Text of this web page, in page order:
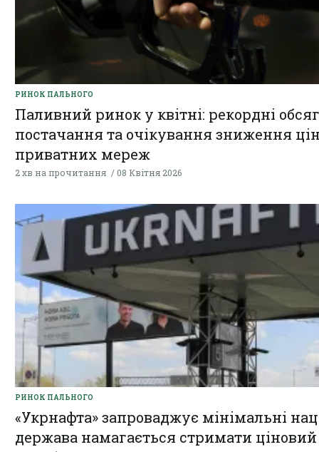
РИНОК ПАЛЬНОГО
Паливний ринок у квітні: рекордні
постачання та очікування зниження
приватних мереж
2 хв на прочитання 08 Квітня 2026
РИНОК ПАЛЬНОГО
«Укрнафта» запроваджує мінімальні
держава намагається стримати ціновий